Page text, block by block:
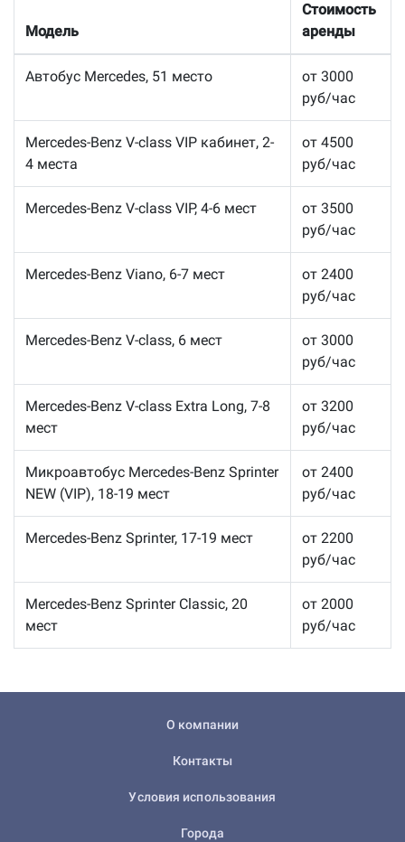
Модель
Стоимость
аренды
Автобус Mercedes, 51 место
от 3000
руб/час
Mercedes-Benz V-class VIP кабинет, 2-
4 места
от 4500
руб/час
Mercedes-Benz V-class VIP, 4-6 мест
от 3500
руб/час
Mercedes-Benz Viano, 6-7 мест
от 2400
руб/час
Mercedes-Benz V-class, 6 мест
от 3000
руб/час
Mercedes-Benz V-class Extra Long, 7-8
мест
от 3200
руб/час
Микроавтобус Mercedes-Benz Sprinter
NEW (VIP), 18-19 мест
от 2400
руб/час
Mercedes-Benz Sprinter, 17-19 мест
от 2200
руб/час
Mercedes-Benz Sprinter Classic, 20
мест
от 2000
руб/час
О компании
Контакты
Условия использования
Города